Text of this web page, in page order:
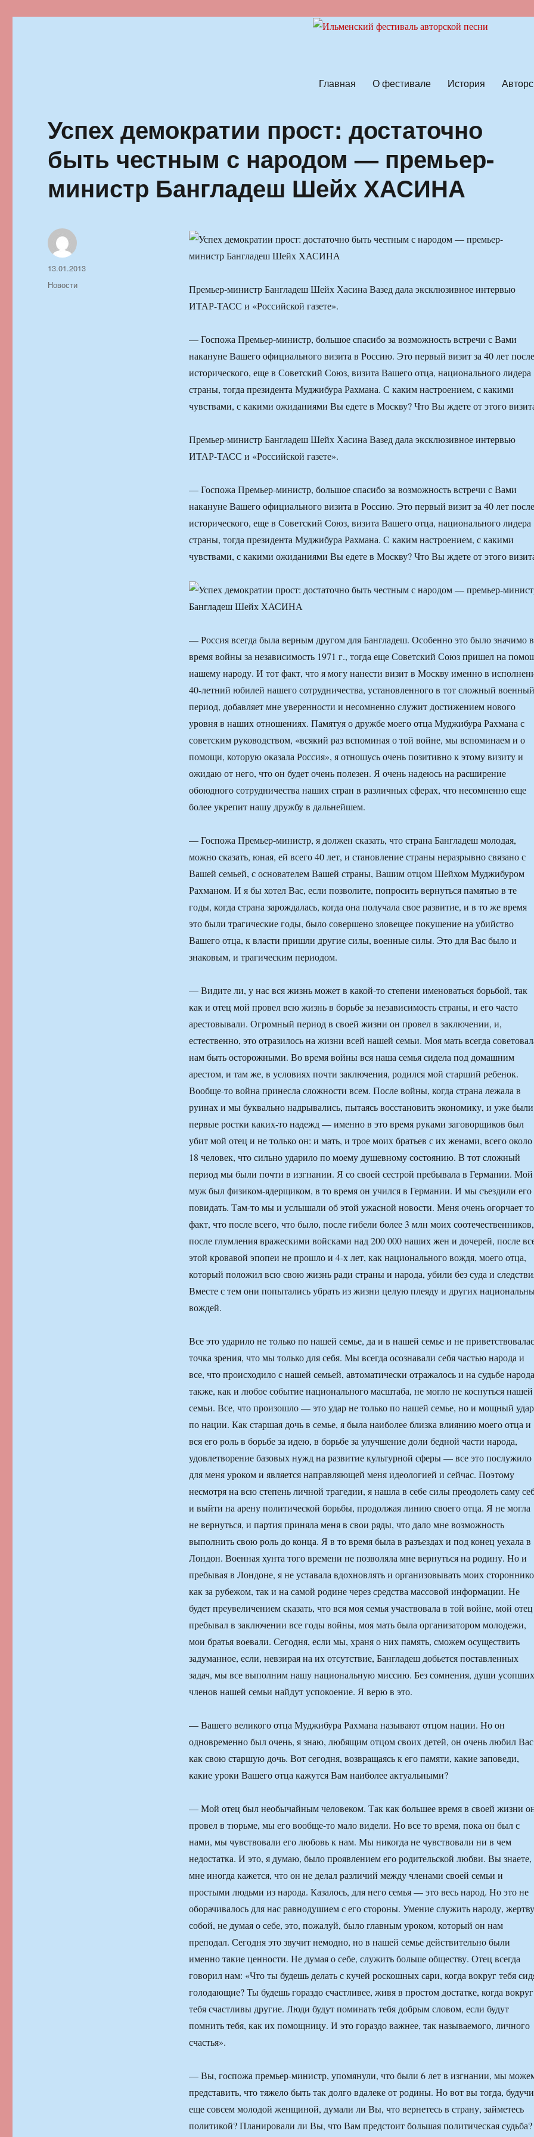
Главная О фестивале История
Успех демократии прост: достаточно
быть честным с народом — премьер-
министр Бангладеш Шейх ХАСИНА
Премьер-министр Бангладеш Шейх Хасина Вазед дала эксклюзивное интервью
ИТАР-ТАСС и «Российской газете».
— Госпожа Премьер-министр, большое спасибо за возможность встречи с Вами
накануне Вашего официального визита в Россию. Это первый визит за 40 лет после
исторического, еще в Советский Союз, визита Вашего отца, национального лидера
страны, тогда президента Муджибура Рахмана. С каким настроением, с какими
чувствами, с какими ожиданиями Вы едете в Москву? Что Вы ждете от этого
Премьер-министр Бангладеш Шейх Хасина Вазед дала эксклюзивное интервью
ИТАР-ТАСС и «Российской газете».
— Госпожа Премьер-министр, большое спасибо за возможность встречи с Вами
накануне Вашего официального визита в Россию. Это первый визит за 40 лет после
исторического, еще в Советский Союз, визита Вашего отца, национального лидера
страны, тогда президента Муджибура Рахмана. С каким настроением, с какими
чувствами, с какими ожиданиями Вы едете в Москву? Что Вы ждете от этого
— Россия всегда была верным другом для Бангладеш. Особенно это было значимо
время войны за независимость 1971 г., тогда еще Советский Союз пришел на
нашему народу. И тот факт, что я могу нанести визит в Москву именно в
40-летний юбилей нашего сотрудничества, установленного в тот сложный военный
период, добавляет мне уверенности и несомненно служит достижением нового
уровня в наших отношениях. Памятуя о дружбе моего отца Муджибура Рахмана с
советским руководством, «всякий раз вспоминая о той войне, мы вспоминаем и о
помощи, которую оказала Россия», я отношусь очень позитивно к этому визиту и
ожидаю от него, что он будет очень полезен. Я очень надеюсь на расширение
обоюдного сотрудничества наших стран в различных сферах, что несомненно еще
более укрепит нашу дружбу в дальнейшем.
— Госпожа Премьер-министр, я должен сказать, что страна Бангладеш молодая,
можно сказать, юная, ей всего 40 лет, и становление страны неразрывно связано с
Вашей семьей, с основателем Вашей страны, Вашим отцом Шейхом Муджибуром
Рахманом. И я бы хотел Вас, если позволите, попросить вернуться памятью в те
годы, когда страна зарождалась, когда она получала свое развитие, и в то же время
это были трагические годы, было совершено зловещее покушение на убийство
Вашего отца, к власти пришли другие силы, военные силы. Это для Вас было и
знаковым, и трагическим периодом.
— Видите ли, у нас вся жизнь может в какой-то степени именоваться борьбой, так
как и отец мой провел всю жизнь в борьбе за независимость страны, и его часто
арестовывали. Огромный период в своей жизни он провел в заключении, и,
естественно, это отразилось на жизни всей нашей семьи. Моя мать всегда
нам быть осторожными. Во время войны вся наша семья сидела под домашним
арестом, и там же, в условиях почти заключения, родился мой старший ребенок.
Вообще-то война принесла сложности всем. После войны, когда страна лежала в
руинах и мы буквально надрывались, пытаясь восстановить экономику, и уже были
первые ростки каких-то надежд — именно в это время руками заговорщиков был
убит мой отец и не только он: и мать, и трое моих братьев с их женами, всего около
18 человек, что сильно ударило по моему душевному состоянию. В тот сложный
период мы были почти в изгнании. Я со своей сестрой пребывала в Германии. Мой
муж был физиком-ядерщиком, в то время он учился в Германии. И мы съездили его
повидать. Там-то мы и услышали об этой ужасной новости. Меня очень огорчает
факт, что после всего, что было, после гибели более 3 млн моих соотечественников,
после глумления вражескими войсками над 200 000 наших жен и дочерей, после
этой кровавой эпопеи не прошло и 4-х лет, как национального вождя, моего отца,
который положил всю свою жизнь ради страны и народа, убили без суда и
Вместе с тем они попытались убрать из жизни целую плеяду и других
вождей.
Все это ударило не только по нашей семье, да и в нашей семье и не
точка зрения, что мы только для себя. Мы всегда осознавали себя частью народа и
все, что происходило с нашей семьей, автоматически отражалось и на судьбе
также, как и любое событие национального масштаба, не могло не коснуться нашей
семьи. Все, что произошло — это удар не только по нашей семье, но и мощный удар
по нации. Как старшая дочь в семье, я была наиболее близка влиянию моего отца и
вся его роль в борьбе за идею, в борьбе за улучшение доли бедной части народа,
удовлетворение базовых нужд на развитие культурной сферы — все это послужило
для меня уроком и является направляющей меня идеологией и сейчас. Поэтому
несмотря на всю степень личной трагедии, я нашла в себе силы преодолеть саму
и выйти на арену политической борьбы, продолжая линию своего отца. Я не могла
не вернуться, и партия приняла меня в свои ряды, что дало мне возможность
выполнить свою роль до конца. Я в то время была в разъездах и под конец уехала в
Лондон. Военная хунта того времени не позволяла мне вернуться на родину. Но и
пребывая в Лондоне, я не уставала вдохновлять и организовывать моих
как за рубежом, так и на самой родине через средства массовой информации. Не
будет преувеличением сказать, что вся моя семья участвовала в той войне, мой отец
пребывал в заключении все годы войны, моя мать была организатором молодежи,
мои братья воевали. Сегодня, если мы, храня о них память, сможем осуществить
задуманное, если, невзирая на их отсутствие, Бангладеш добьется поставленных
задач, мы все выполним нашу национальную миссию. Без сомнения, души усопших
членов нашей семьи найдут успокоение. Я верю в это.
— Вашего великого отца Муджибура Рахмана называют отцом нации. Но он
одновременно был очень, я знаю, любящим отцом своих детей, он очень любил Вас
как свою старшую дочь. Вот сегодня, возвращаясь к его памяти, какие заповеди,
какие уроки Вашего отца кажутся Вам наиболее актуальными?
— Мой отец был необычайным человеком. Так как большее время в своей жизни
провел в тюрьме, мы его вообще-то мало видели. Но все то время, пока он был с
нами, мы чувствовали его любовь к нам. Мы никогда не чувствовали ни в чем
недостатка. И это, я думаю, было проявлением его родительской любви. Вы знаете,
мне иногда кажется, что он не делал различий между членами своей семьи и
простыми людьми из народа. Казалось, для него семья — это весь народ. Но это не
оборачивалось для нас равнодушием с его стороны. Умение служить народу,
собой, не думая о себе, это, пожалуй, было главным уроком, который он нам
преподал. Сегодня это звучит немодно, но в нашей семье действительно были
именно такие ценности. Не думая о себе, служить больше обществу. Отец всегда
говорил нам: «Что ты будешь делать с кучей роскошных сари, когда вокруг тебя
голодающие? Ты будешь гораздо счастливее, живя в простом достатке, когда вокруг
тебя счастливы другие. Люди будут поминать тебя добрым словом, если будут
помнить тебя, как их помощницу. И это гораздо важнее, так называемого, личного
счастья».
— Вы, госпожа премьер-министр, упомянули, что были 6 лет в изгнании, мы
представить, что тяжело быть так долго вдалеке от родины. Но вот вы тогда, будучи
еще совсем молодой женщиной, думали ли Вы, что вернетесь в страну, займетесь
политикой? Планировали ли Вы, что Вам предстоит большая политическая судьба?
Автор
Опубликовано
13.01.2013
Рубрики
Новости